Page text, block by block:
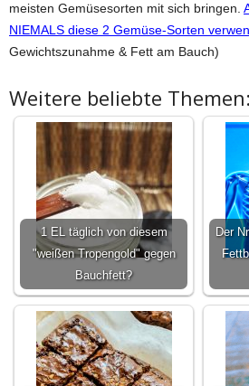
meisten Gemüsesorten mit sich bringen.
NIEMALS diese 2 Gemüse-Sorten
Gewichtszunahme & Fett am Bauch)
Weitere beliebte Themen:
1 EL täglich von diesem
"weißen Tropengold" gegen
Bauchfett?
Der